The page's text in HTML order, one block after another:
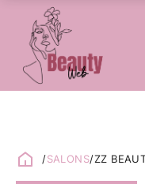
/SALONS/ZZ